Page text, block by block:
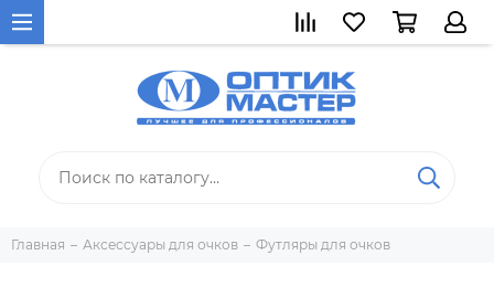
Главная Аксессуары для очков Футляры для очков